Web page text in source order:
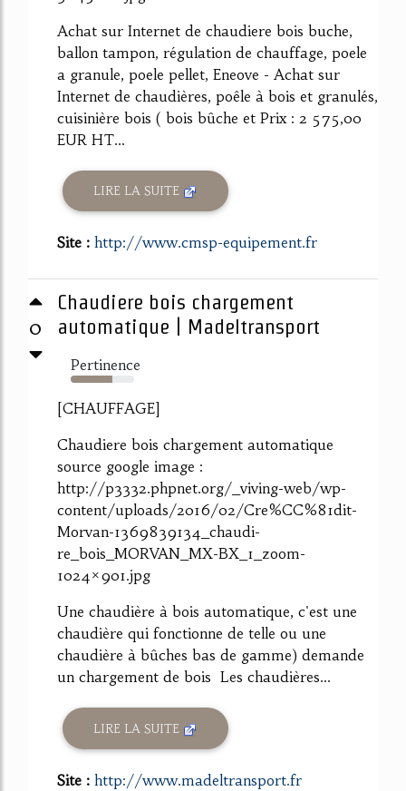
Achat sur Internet de chaudiere bois buche,
ballon tampon, régulation de chauffage, poele
a granule, poele pellet, Eneove - Achat sur
Internet de chaudières, poêle à bois et granulés,
cuisinière bois ( bois bûche et Prix : 2 575,00
EUR HT...
LIRE LA SUITE
Site : http://www.cmsp-equipement.fr
0
Chaudiere bois chargement
automatique | Madeltransport
Pertinence
65%
[CHAUFFAGE]
Chaudiere bois chargement automatique
source google image :
http://p3332.phpnet.org/_viving-web/wp-
content/uploads/2016/02/Cre%CC%81dit-
Morvan-1369839134_chaudi-
re_bois_MORVAN_MX-BX_1_zoom-
1024×901.jpg
Une chaudière à bois automatique, c'est une
chaudière qui fonctionne de telle ou une
chaudière à bûches bas de gamme) demande
un chargement de bois Les chaudières...
LIRE LA SUITE
Site : http://www.madeltransport.fr